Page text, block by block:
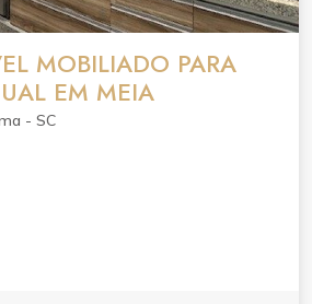
MOBILIADO PARA
EM MEIA
- SC